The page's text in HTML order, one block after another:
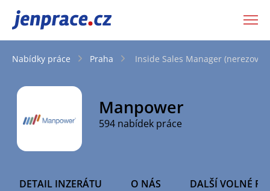
JenPráce.cz
Nabídky práce Praha Inside Sales Manager (nerezová
Manpower
594 nabídek práce
DETAIL INZERÁTU O NÁS DALŠÍ VOLNÉ